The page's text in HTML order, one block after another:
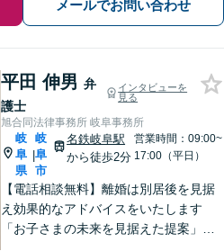
メールでお問い合わせ
平田 伸男 弁
護士
インタビューを
見る
旭合同法律事務所 岐阜事務所
岐
阜
県
|
岐
阜
市
名鉄岐阜駅
から徒歩2分
営業時間：09:00~
17:00（平日）
【電話相談無料】離婚は別居後を見据
え効果的なアドバイスをいたします
「お子さまの未来を見据えた提案」遺